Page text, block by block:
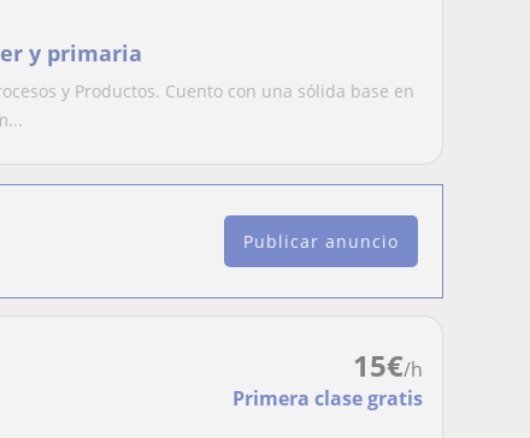
y primaria
y Productos. Cuento con una sólida base en
Publicar anuncio
15€/h
Primera clase gratis